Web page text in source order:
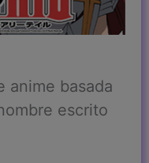
anime basada
escrito